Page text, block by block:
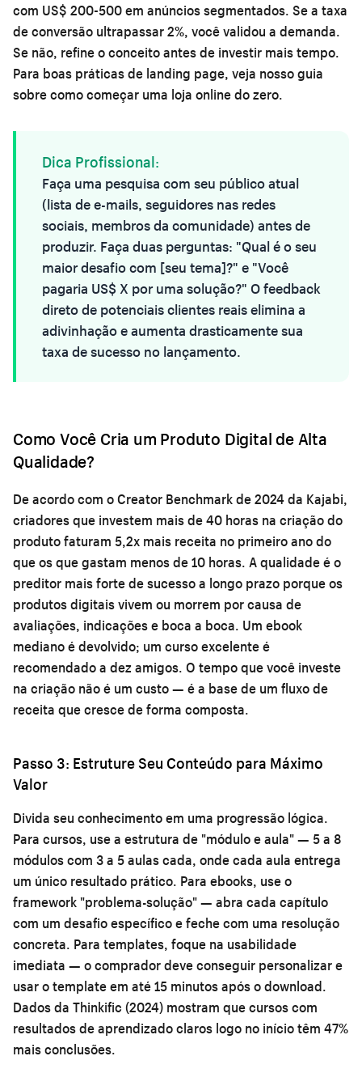
com US$ 200-500 em anúncios segmentados. Se a taxa
de conversão ultrapassar 2%, você validou a demanda.
Se não, refine o conceito antes de investir mais tempo.
Para boas práticas de landing page, veja nosso guia
sobrecomo começar uma loja online do zero.
Dica Profissional:
Faça uma pesquisa com seu público atual
(lista de e-mails, seguidores nas redes
sociais, membros da comunidade) antes de
produzir. Faça duas perguntas: "Qual é o seu
maior desafio com [seu tema]?" e "Você
pagaria US$ X por uma solução?" O feedback
direto de potenciais clientes reais elimina a
adivinhação e aumenta drasticamente sua
taxa de sucesso no lançamento.
Como Você Cria um Produto Digital de Alta
Qualidade?
De acordo com o Creator Benchmark de 2024 da Kajabi,
criadores que investem mais de 40 horas na criação do
produto faturam 5,2x mais receita no primeiro ano do
que os que gastam menos de 10 horas. A qualidade é o
preditor mais forte de sucesso a longo prazo porque os
produtos digitais vivem ou morrem por causa de
avaliações, indicações e boca a boca. Um ebook
mediano é devolvido; um curso excelente é
recomendado a dez amigos. O tempo que você investe
na criação não é um custo — é a base de um fluxo de
receita que cresce de forma composta.
Passo 3: Estruture Seu Conteúdo para Máximo
Valor
Divida seu conhecimento em uma progressão lógica.
Para cursos, use a estrutura de "módulo e aula" — 5 a 8
módulos com 3 a 5 aulas cada, onde cada aula entrega
um único resultado prático. Para ebooks, use o
framework "problema-solução" — abra cada capítulo
com um desafio específico e feche com uma resolução
concreta. Para templates, foque na usabilidade
imediata — o comprador deve conseguir personalizar e
usar o template em até 15 minutos após o download.
Dados da Thinkific (2024) mostram que cursos com
resultados de aprendizado claros logo no início têm 47%
mais conclusões.